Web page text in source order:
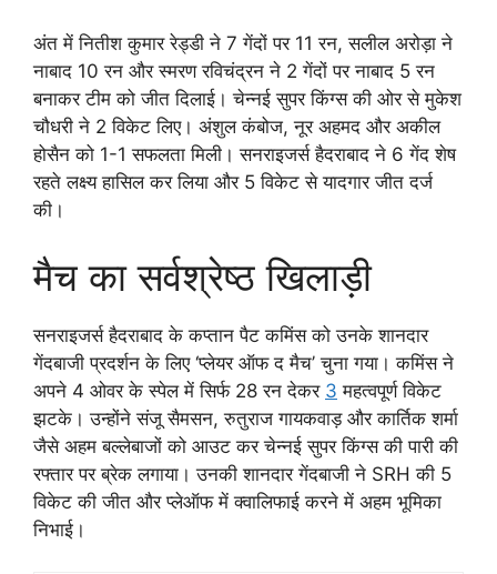
अंत में नितीश कुमार रेड्डी ने 7 गेंदों पर 11 रन, सलील अरोड़ा ने
नाबाद 10 रन और स्मरण रविचंद्रन ने 2 गेंदों पर नाबाद 5 रन
बनाकर टीम को जीत दिलाई। चेन्नई सुपर किंग्स की ओर से मुकेश
चौधरी ने 2 विकेट लिए। अंशुल कंबोज, नूर अहमद और अकील
होसैन को 1-1 सफलता मिली। सनराइजर्स हैदराबाद ने 6 गेंद शेष
रहते लक्ष्य हासिल कर लिया और 5 विकेट से यादगार जीत दर्ज
की।
मैच का सर्वश्रेष्ठ खिलाड़ी
सनराइजर्स हैदराबाद के कप्तान पैट कमिंस को उनके शानदार
गेंदबाजी प्रदर्शन के लिए ‘प्लेयर ऑफ द मैच’ चुना गया। कमिंस ने
अपने 4 ओवर के स्पेल में सिर्फ 28 रन देकर 3 महत्वपूर्ण विकेट
झटके। उन्होंने संजू सैमसन, रुतुराज गायकवाड़ और कार्तिक शर्मा
जैसे अहम बल्लेबाजों को आउट कर चेन्नई सुपर किंग्स की पारी की
रफ्तार पर ब्रेक लगाया। उनकी शानदार गेंदबाजी ने SRH की 5
विकेट की जीत और प्लेऑफ में क्वालिफाई करने में अहम भूमिका
निभाई।